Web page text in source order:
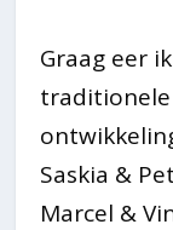
Graag eer
Saskia &
Marcel &